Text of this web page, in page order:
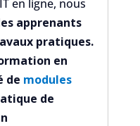
en ligne, nous
apprenants
pratiques.
en
de modules
de